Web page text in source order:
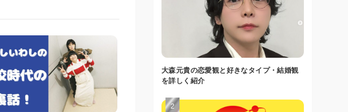
大森元貴の恋愛観と好きなタイプ・結婚観
を詳しく紹介